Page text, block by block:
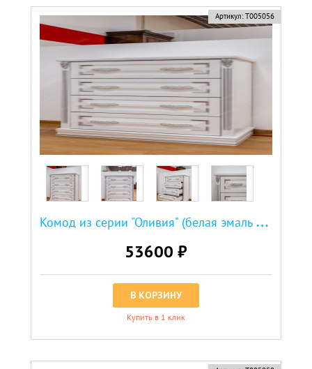
Артикул: Т005056
К
омод из серии "Оливия" (белая эмаль с серебряной патиной)
53600 ₽
В КОРЗИНУ
Купить в 1 клик